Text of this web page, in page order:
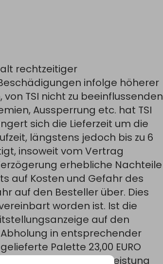
rechtzeitiger
infolge höherer
TSI nicht zu beeinflussenden
Aussperrung etc. hat TSI
sich die Lieferzeit um die
längstens jedoch bis zu 6
insoweit vom Vertrag
erhebliche Nachteile
auf Kosten und Gefahr des
auf den Besteller über. Dies
worden ist. Ist die
auf den
in entsprechender
Palette 23,00 EURO
wenn die Teilleistung